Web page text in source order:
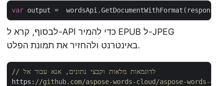
var
לבסוף, קרא ל-API כדי להמיר EPUB ל-JPEG
באינטרנט ולהחזיר את תמונת הפלט.
https: //github.com/aspose-words-cloud/aspose-words-